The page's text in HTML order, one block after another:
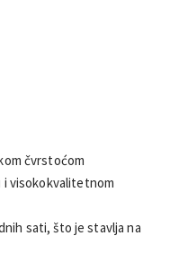
čvrstoćom
i visokokvalitetnom
sati, što je stavlja na